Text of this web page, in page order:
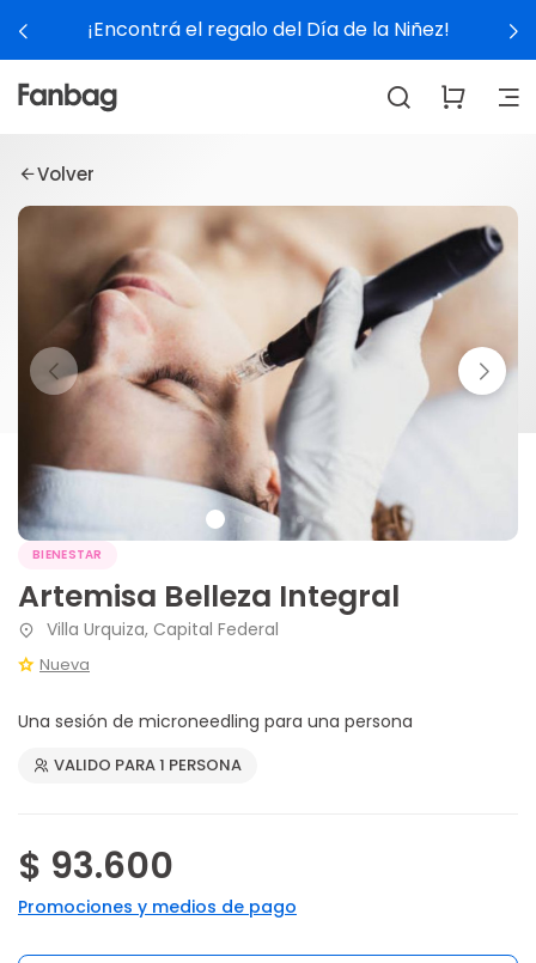
¡Encontrá el regalo del Día de la Niñez!
Volver
BIENESTAR
Artemisa Belleza Integral
Villa Urquiza, Capital Federal
Nueva
Una sesión de microneedling para una persona
VALIDO PARA 1 PERSONA
$ 93.600
Promociones y medios de pago